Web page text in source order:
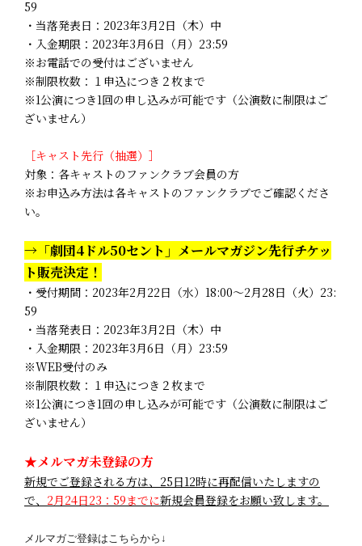
59
・当落発表日：2023年3月2日（木）中
・入金期限：2023年3月6日（月）23:59
※お電話での受付はございません
※制限枚数：１申込につき２枚まで
※1公演につき1回の申し込みが可能です（公演数に制限はご
ざいません）
［キャスト先行（抽選）］
対象：各キャストのファンクラブ会員の方
※お申込み方法は各キャストのファンクラブでご確認くださ
い。
→「劇団4ドル50セント」メールマガジン先行チケッ
ト販売決定！
・受付期間：2023年2月22日（水）18:00～2月28日（火）23:
59
・当落発表日：2023年3月2日（木）中
・入金期限：2023年3月6日（月）23:59
※WEB受付のみ
※制限枚数：１申込につき２枚まで
※1公演につき1回の申し込みが可能です（公演数に制限はご
ざいません）
★メルマガ未登録の方
新規でご登録される方は、25日12時に再配信いたしますの
で、 2月24日23：59までに新規会員登録をお願い致します。
メルマガご登録はこちらから↓